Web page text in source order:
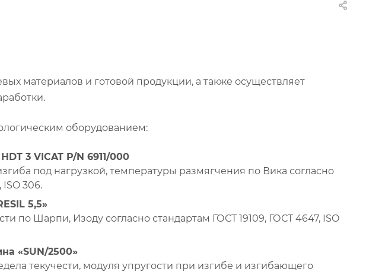
материалов и готовой продукции, а также осуществляет
оборудованием:
3 VICAT P/N 6911/000
под нагрузкой, температуры размягчения по Вика согласно
ISO 306.
5,5»
по Шарпи, Изоду согласно стандартам ГОСТ 19109, ГОСТ 4647, ISO
«SUN/2500»
текучести, модуля упругости при изгибе и изгибающего